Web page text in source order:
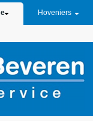
Hoveniers